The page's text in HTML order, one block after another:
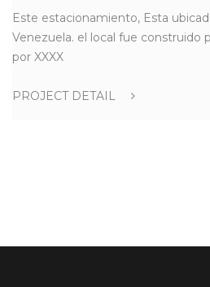
Este estacionamiento, Esta
Venezuela. el local fue construido
por XXXX
PROJECT DETAIL